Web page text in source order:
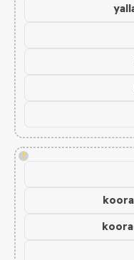
!